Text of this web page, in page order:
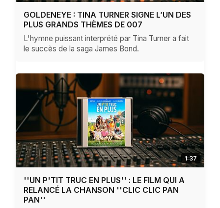
GOLDENEYE : TINA TURNER SIGNE L’UN DES
PLUS GRANDS THÈMES DE 007
L'hymne puissant interprété par Tina Turner a fait
le succès de la saga James Bond.
1:37
''UN P'TIT TRUC EN PLUS'' : LE FILM QUI A
RELANCÉ LA CHANSON ''CLIC CLIC PAN
PAN''